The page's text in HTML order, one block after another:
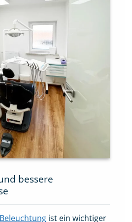
bessere
ist ein wichtiger